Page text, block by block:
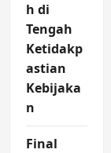
h di
Tengah
Ketidakp
astian
Kebijaka
n
Final